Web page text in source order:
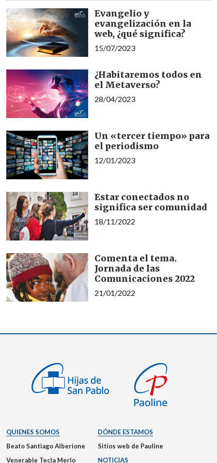
Evangelio y
evangelización en la
web, ¿qué significa?
15/07/2023
¿Habitaremos todos en
el Metaverso?
28/04/2023
Un «tercer tiempo» para
el periodismo
12/01/2023
Estar conectados no
significa ser comunidad
18/11/2022
Comenta el tema.
Jornada de las
Comunicaciones 2022
21/01/2022
QUIENES SOMOS
Beato Santiago Alberione
Venerable Tecla Merlo
DÓNDE ESTAMOS
Sitios web de Pauline
NOTICIAS